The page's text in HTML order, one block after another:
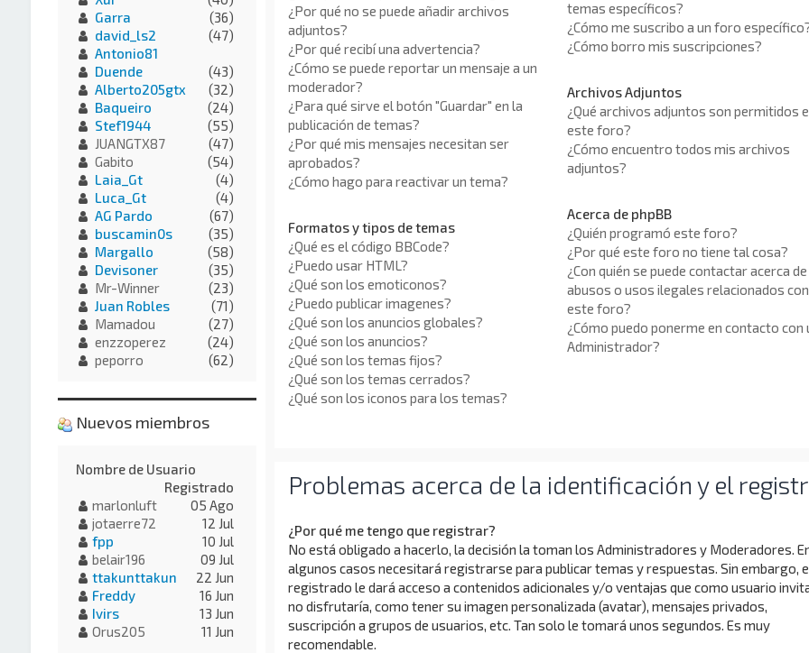
¿Por qué no se puede añadir archivos
adjuntos?
¿Por qué recibí una advertencia?
¿Cómo se puede reportar un mensaje a un
moderador?
¿Para qué sirve el botón "Guardar" en la
publicación de temas?
¿Por qué mis mensajes necesitan ser
aprobados?
¿Cómo hago para reactivar un tema?
Formatos y tipos de temas
¿Qué es el código BBCode?
¿Puedo usar HTML?
¿Qué son los emoticonos?
¿Puedo publicar imagenes?
¿Qué son los anuncios globales?
¿Qué son los anuncios?
¿Qué son los temas fijos?
¿Qué son los temas cerrados?
¿Qué son los iconos para los temas?
temas específicos?
¿Cómo me suscribo a un foro
¿Cómo borro mis suscripciones?
Archivos Adjuntos
¿Qué archivos adjuntos son permitidos
este foro?
¿Cómo encuentro todos mis archivos
adjuntos?
Acerca de phpBB
¿Quién programó este foro?
¿Por qué este foro no tiene tal cosa?
¿Con quién se puede contactar acerca de
abusos o usos ilegales relacionados con
este foro?
¿Cómo puedo ponerme en contacto con
Administrador?
Problemas acerca de la identificación y el
¿Por qué me tengo que registrar?
No está obligado a hacerlo, la decisión la toman los Administradores y Moderadores.
algunos casos necesitará registrarse para publicar temas y respuestas. Sin embargo,
registrado le dará acceso a contenidos adicionales y/o ventajas que como usuario
no disfrutaría, como tener su imagen personalizada (avatar), mensajes privados,
suscripción a grupos de usuarios, etc. Tan solo le tomará unos segundos. Es muy
recomendable.
Garra
(36)
david_ls2
(47)
Antonio81
Duende
(43)
Alberto205gtx
(32)
Baqueiro
(24)
Stef1944
(55)
JUANGTX87
(47)
Gabito
(54)
Laia_Gt
(4)
Luca_Gt
(4)
AG Pardo
(67)
buscamin0s
(35)
Margallo
(58)
Devisoner
(35)
Mr-Winner
(23)
Juan Robles
(71)
Mamadou
(27)
enzzoperez
(24)
peporro
(62)
Nuevos miembros
Nombre de Usuario
Registrado
marlonluft
05 Ago
jotaerre72
12 Jul
fpp
10 Jul
belair196
09 Jul
ttakunttakun
22 Jun
Freddy
16 Jun
Ivirs
13 Jun
Orus205
11 Jun